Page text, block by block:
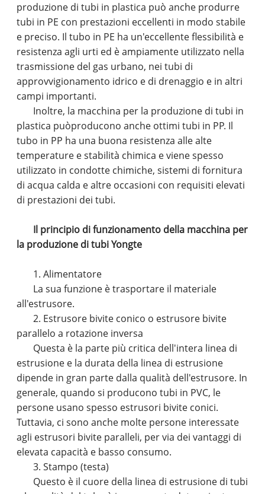
produzione di tubi in plastica può anche produrre
tubi in PE con prestazioni eccellenti in modo stabile
e preciso. Il tubo in PE ha un'eccellente flessibilità e
resistenza agli urti ed è ampiamente utilizzato nella
trasmissione del gas urbano, nei tubi di
approvvigionamento idrico e di drenaggio e in altri
campi importanti.
Inoltre, la macchina per la produzione di tubi in
plastica puòproducono anche ottimi tubi in PP. Il
tubo in PP ha una buona resistenza alle alte
temperature e stabilità chimica e viene spesso
utilizzato in condotte chimiche, sistemi di fornitura
di acqua calda e altre occasioni con requisiti elevati
di prestazioni dei tubi.
Il principio di funzionamento della macchina per
la produzione di tubi Yongte
1. Alimentatore
La sua funzione è trasportare il materiale
all'estrusore.
2. Estrusore bivite conico o estrusore bivite
parallelo a rotazione inversa
Questa è la parte più critica dell'intera linea di
estrusione e la durata della linea di estrusione
dipende in gran parte dalla qualità dell'estrusore. In
generale, quando si producono tubi in PVC, le
persone usano spesso estrusori bivite conici.
Tuttavia, ci sono anche molte persone interessate
agli estrusori bivite paralleli, per via dei vantaggi di
elevata capacità e basso consumo.
3. Stampo (testa)
Questo è il cuore della linea di estrusione di tubi